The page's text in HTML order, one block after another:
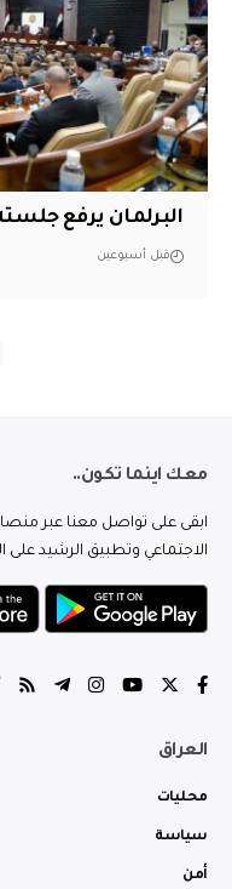
البرلمان يرفع
قبل أسبوعين
معك اينما تكون..
ابقى على تواصل معنا عبر
الاجتماعي وتطبيق الرشيد على
العراق
محليات
سياسة
أمن